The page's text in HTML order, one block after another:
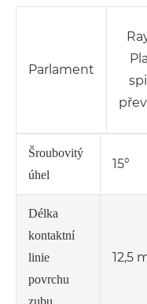
Parlament
Šroubovitý
úhel
15°
Délka
kontaktní
linie
povrchu
zubu
12,5